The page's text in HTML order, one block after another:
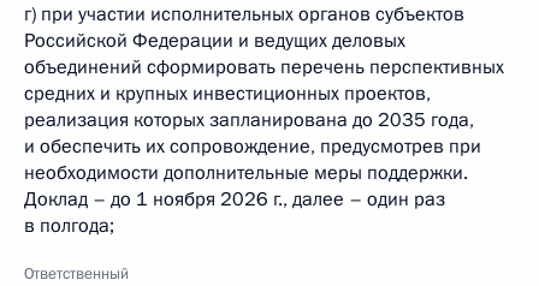
г) при участии исполнительных органов субъектов
Российской Федерации и ведущих деловых
объединений сформировать перечень перспективных
средних и крупных инвестиционных проектов,
реализация которых запланирована до 2035 года,
и обеспечить их сопровождение, предусмотрев при
необходимости дополнительные меры поддержки.
Доклад – до 1 ноября 2026 г., далее – один раз
в полгода;
Ответственный